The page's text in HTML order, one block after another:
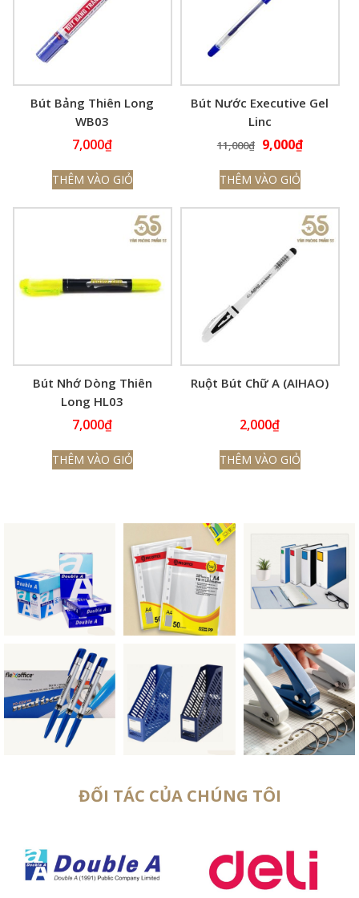
Bút Bảng Thiên Long
WB03
7,000₫
THÊM VÀO GIỎ
Bút Nước Executive Gel
Linc
11,000₫ Giá
là:
9,000₫Giá
9,000₫.
THÊM VÀO GIỎ
Bút Nhớ Dòng Thiên
Long HL03
7,000₫
THÊM VÀO GIỎ
Ruột Bút Chữ A (AIHAO)
2,000₫
THÊM VÀO GIỎ
ĐỐI TÁC CỦA CHÚNG TÔI